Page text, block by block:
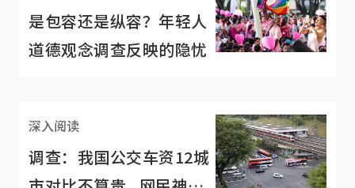
是包容还是纵容？年轻人
道德观念调查反映的隐忧
深入阅读
调查：我国公交车资12城